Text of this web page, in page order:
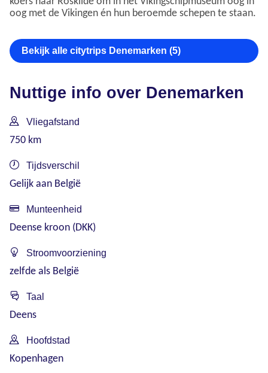
oog met de Vikingen én hun beroemde schepen te staan.
Bekijk alle citytrips Denemarken (5)
Nuttige info over Denemarken
Vliegafstand
750 km
Tijdsverschil
Gelijk aan België
Munteenheid
Deense kroon (DKK)
Stroomvoorziening
zelfde als België
Taal
Deens
Hoofdstad
Kopenhagen